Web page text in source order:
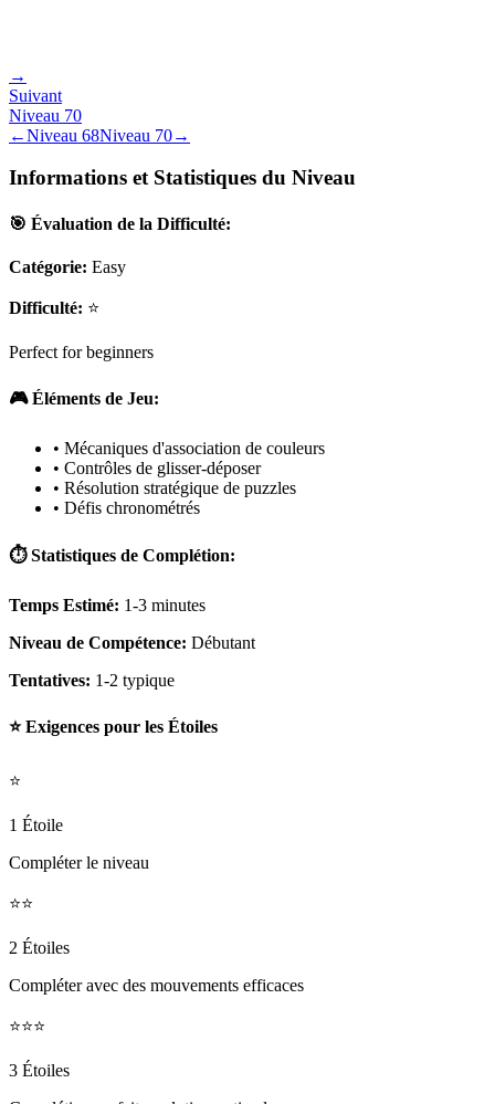
→
Suivant
Niveau 70
←Niveau 68Niveau 70→
Informations et Statistiques du Niveau
🎯 Évaluation de la Difficulté:
Catégorie: Easy
Difficulté: ⭐
Perfect for beginners
🎮 Éléments de Jeu:
• Mécaniques d'association de couleurs
• Contrôles de glisser-déposer
• Résolution stratégique de puzzles
• Défis chronométrés
⏱️ Statistiques de Complétion:
Temps Estimé: 1-3 minutes
Niveau de Compétence: Débutant
Tentatives: 1-2 typique
⭐ Exigences pour les Étoiles
⭐
1 Étoile
Compléter le niveau
⭐⭐
2 Étoiles
Compléter avec des mouvements efficaces
⭐⭐⭐
3 Étoiles